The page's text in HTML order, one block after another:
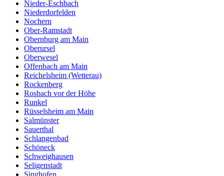
Nieder-Eschbach
Niederdorfelden
Nochern
Ober-Ramstadt
Obernburg am Main
Oberursel
Oberwesel
Offenbach am Main
Reichelsheim (Wetterau)
Rockenberg
Rosbach vor der Höhe
Runkel
Rüsselsheim am Main
Salmünster
Sauerthal
Schlangenbad
Schöneck
Schweighausen
Seligenstadt